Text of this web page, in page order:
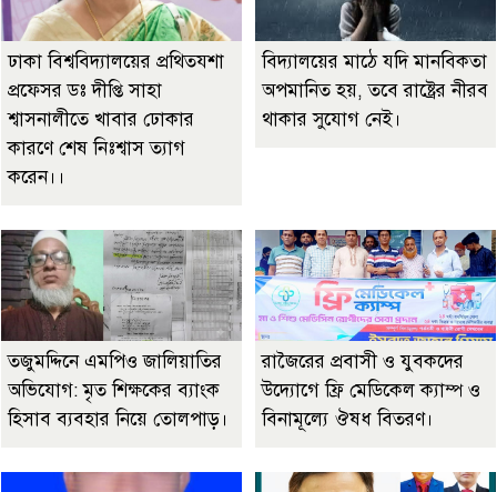
ঢাকা বিশ্ববিদ্যালয়ের প্রথিতযশা
প্রফেসর ডঃ দীপ্তি সাহা
শ্বাসনালীতে খাবার ঢোকার
কারণে শেষ নিঃশ্বাস ত্যাগ
করেন।।
বিদ্যালয়ের মাঠে যদি মানবিকতা
অপমানিত হয়, তবে রাষ্ট্রের নীরব
থাকার সুযোগ নেই।
তজুমদ্দিনে এমপিও জালিয়াতির
অভিযোগ: মৃত শিক্ষকের ব্যাংক
হিসাব ব্যবহার নিয়ে তোলপাড়।
রাজৈরের‌ প্রবাসী ও যুবকদের
উদ্যোগে ফ্রি মেডিকেল ক্যাম্প ও
বিনামূল্যে ঔষধ বিতরণ।